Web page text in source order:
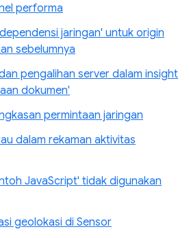
performa
jaringan' untuk origin
sebelumnya
pengalihan server dalam insight
dokumen'
permintaan jaringan
dalam rekaman aktivitas
JavaScript' tidak digunakan
geolokasi di Sensor